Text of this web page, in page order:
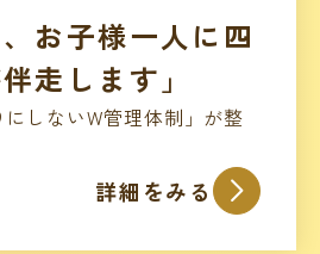
、お子様一人に四
走します」
にしないW管理体制」が整
詳細をみる